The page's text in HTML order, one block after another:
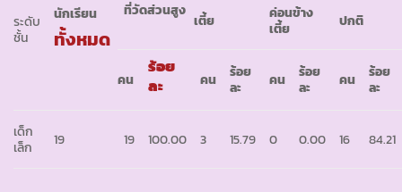
ระดับ
ชั้น
นักเรียน
ทั้งหมด
ที่วัดส่วนสูง
เตี้ย
ค่อนข้าง
เตี้ย
ปกติ
คน
ร้อย
ละ
คน
ร้อย
ละ
คน
ร้อย
ละ
คน
ร้อย
ละ
เด็ก
เล็ก
19 19 100.00 3 15.79 0 0.00 16 84.21